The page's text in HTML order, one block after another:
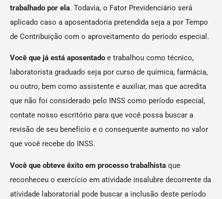
trabalhado por ela. Todavia, o Fator Previdenciário será
aplicado caso a aposentadoria pretendida seja a por Tempo
de Contribuição com o aproveitamento do período especial.
Você que já está aposentado e trabalhou como técnico,
laboratorista graduado seja por curso de química, farmácia,
ou outro, bem como assistente e auxiliar, mas que acredita
que não foi considerado pelo INSS como período especial,
contate nosso escritório para que você possa buscar a
revisão de seu benefício e o consequente aumento no valor
que você recebe do INSS.
Você que obteve êxito em processo trabalhista que
reconheceu o exercício em atividade insalubre decorrente da
atividade laboratorial pode buscar a inclusão deste período